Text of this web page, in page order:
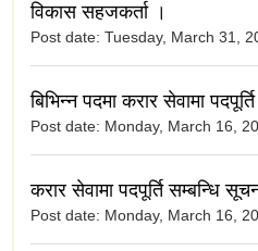
विकास सहजकर्ता ।
Post date: Tuesday, March 31,
बिभिन्न पदमा करार सेवामा
Post date: Monday, March 16,
करार सेवामा पदपूर्ति सम्बन्धि
Post date: Monday, March 16,